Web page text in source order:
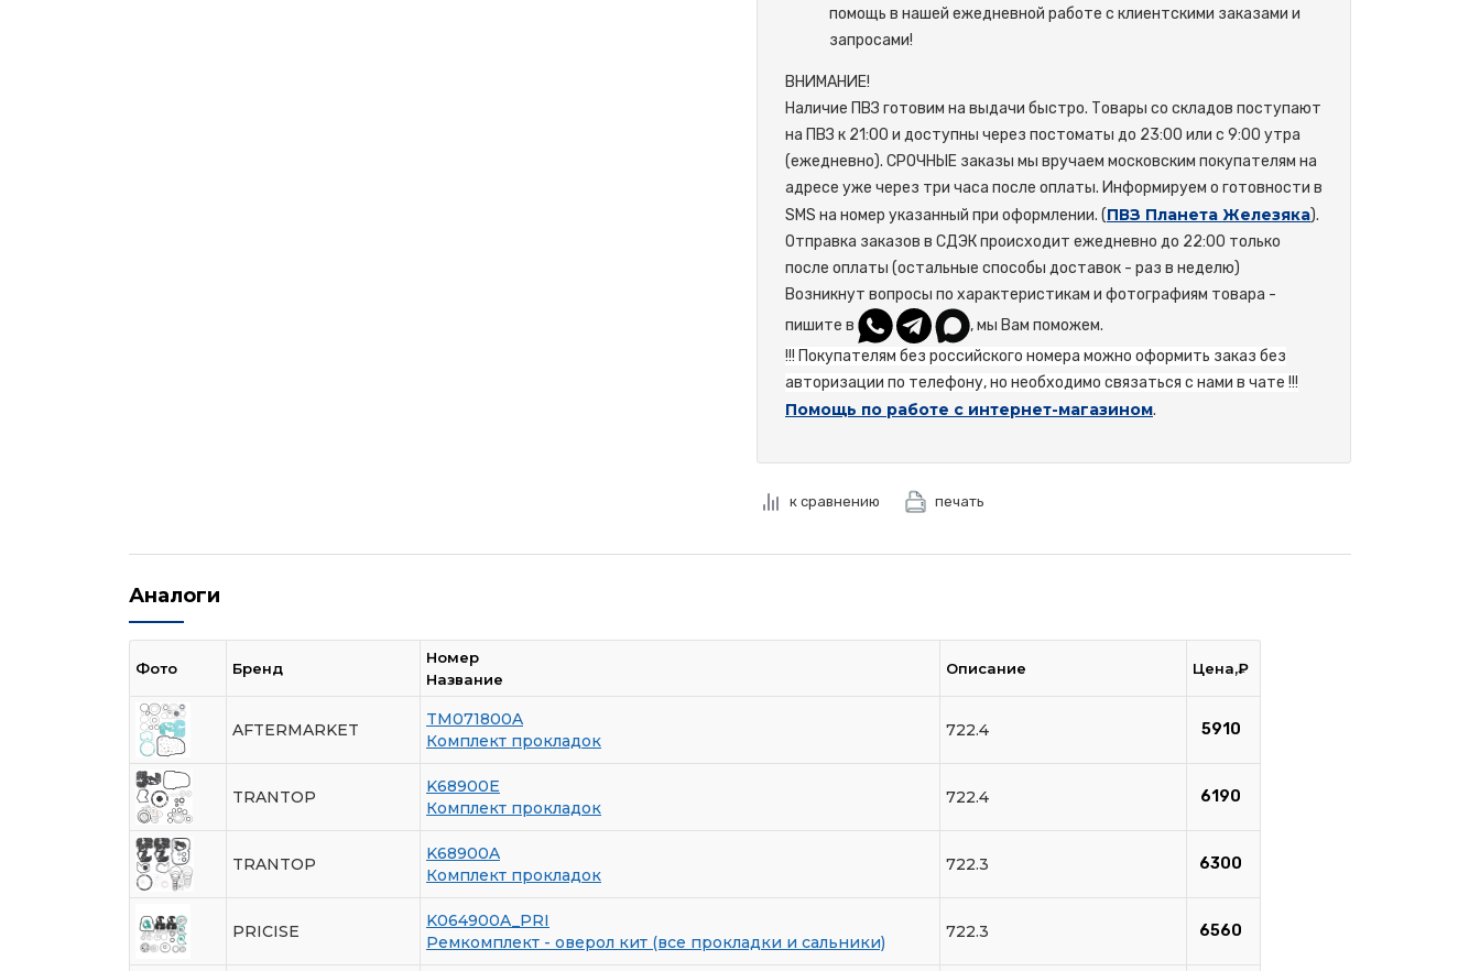
помощь в нашей ежедневной работе с клиентскими заказами и
запросами!
ВНИМАНИЕ!
Наличие ПВЗ готовим на выдачи быстро. Товары со складов поступают
на ПВЗ к 21:00 и доступны через постоматы до 23:00 или с 9:00 утра
(ежедневно). СРОЧНЫЕ заказы мы вручаем московским покупателям на
адресе уже через три часа после оплаты. Информируем о готовности в
SMS на номер указанный при оформлении. (ПВЗ Планета Железяка).
Отправка заказов в СДЭК происходит ежедневно до 22:00 только
после оплаты (остальные способы доставок - раз в неделю)
Возникнут вопросы по характеристикам и фотографиям товара -
пишите в
, мы Вам поможем.
!!! Покупателям без российского номера можно оформить заказ без
авторизации по телефону, но необходимо связаться с нами в чате !!!
Помощь по работе с интернет-магазином.
к сравнению печать
Аналоги
Фото Бренд
Номер
Название
Описание Цена,₽
AFTERMARKET
TM071800A
Комплект прокладок
722.4 5910
TRANTOP
K68900E
Комплект прокладок
722.4 6190
TRANTOP
K68900A
Комплект прокладок
722.3 6300
PRICISE
K064900A_PRI
Ремкомплект - оверол кит (все прокладки и сальники)
722.3 6560